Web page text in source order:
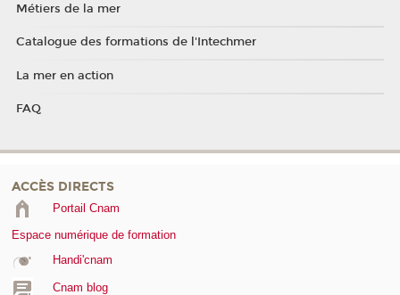
Métiers de la mer
Catalogue des formations de l'Intechmer
La mer en action
FAQ
ACCÈS DIRECTS
Portail Cnam
Espace numérique de formation
Handi'cnam
Cnam blog